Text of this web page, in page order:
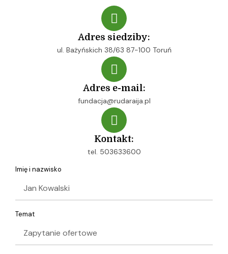
Imię i nazwisko
Temat
Adres siedziby:
ul. Bażyńskich 38/63 87-100 Toruń
Adres e-mail:
fundacja@rudaraija.pl
Kontakt:
tel. 503633600